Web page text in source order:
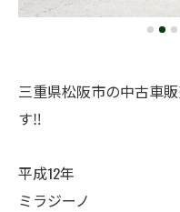
三重県松阪市の中古車
す‼️
平成12年
ミラジーノ